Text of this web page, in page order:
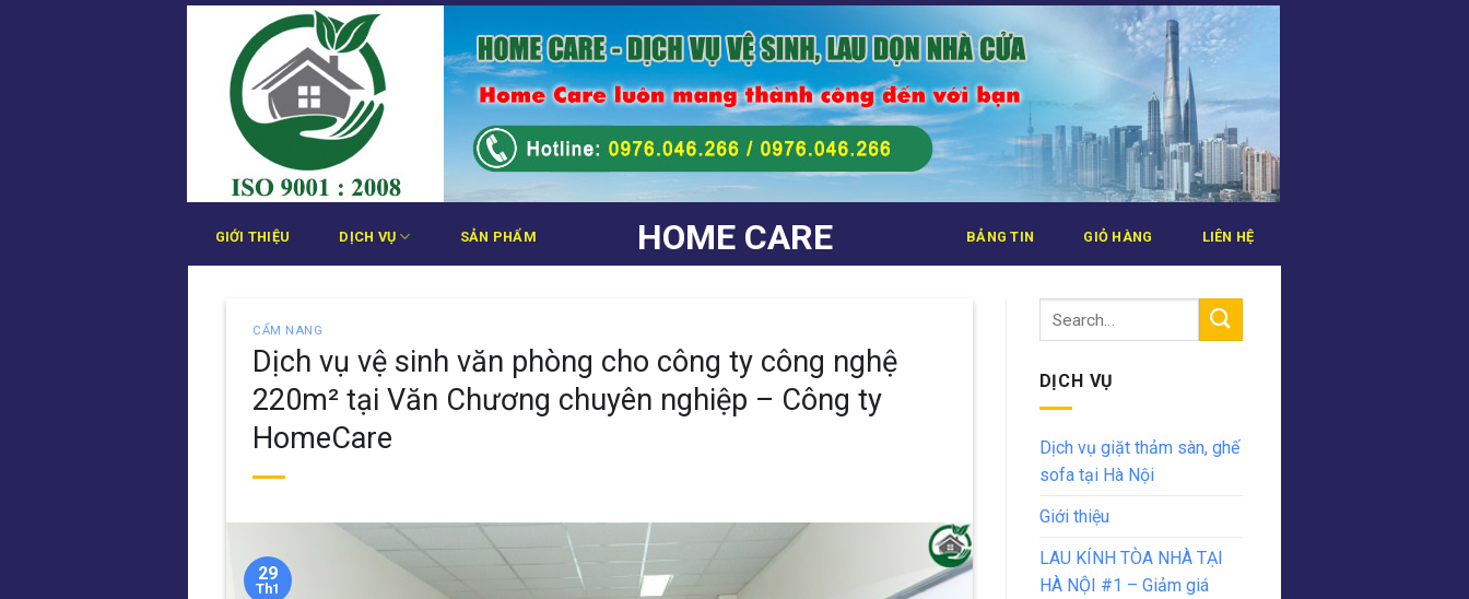
Bỏ
HOME CARE
GIỚI THIỆU DỊCH VỤ SẢN PHẨM BẢNG TIN GIỎ HÀNG LIÊN HỆ
CẨM NANG
Dịch vụ vệ sinh văn phòng cho công ty công nghệ
220m² tại Văn Chương chuyên nghiệp – Công ty
HomeCare
29
Th1
DỊCH VỤ
Dịch vụ giặt thảm sàn, ghế
sofa tại Hà Nội
Giới thiệu
LAU KÍNH TÒA NHÀ TẠI
HÀ NỘI #1 – Giảm giá